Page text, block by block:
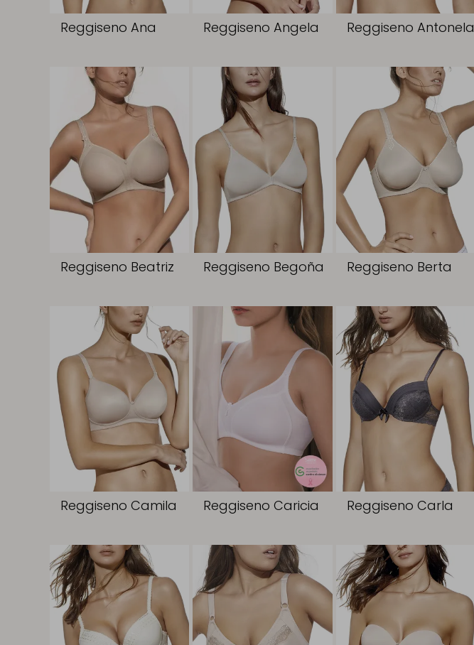
Reggiseno Ana Reggiseno Angela Reggiseno Antonela
Reggiseno Beatriz Reggiseno Begoña Reggiseno Berta
Reggiseno Camila Reggiseno Caricia Reggiseno Carla